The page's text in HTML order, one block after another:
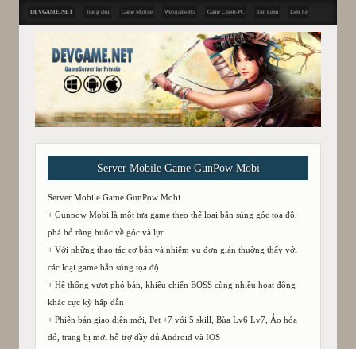
DEVGAME.NET Trang chủ Game Mobile Webgame-H5 Game Client-PC Tìm kiếm Liên hệ
Server Mobile Game GunPow Mobi
Server Mobile Game GunPow Mobi
+ Gunpow Mobi là một tựa game theo thể loại bắn súng góc tọa độ,
phá bỏ ràng buộc về góc và lực
+ Với những thao tác cơ bản và nhiệm vụ đơn giản thường thấy với
các loại game bắn súng tọa độ
+ Hệ thống vượt phó bản, khiêu chiến BOSS cùng nhiều hoạt động
khác cực kỳ hấp dẫn
+ Phiên bản giao diện mới, Pet +7 với 5 skill, Bùa Lv6 Lv7, Ảo hóa
đỏ, trang bị mới hỗ trợ đầy đủ Android và IOS